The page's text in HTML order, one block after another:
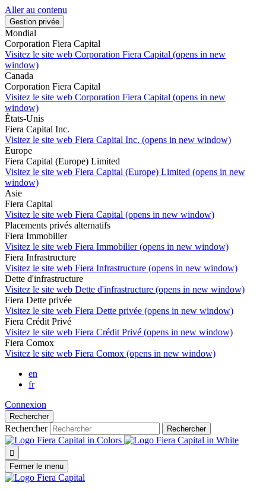
Aller au contenu
Gestion privée
Mondial
Corporation Fiera Capital
Visitez le site web Corporation Fiera Capital (opens in new
window)
Canada
Corporation Fiera Capital
Visitez le site web Corporation Fiera Capital (opens in new
window)
États-Unis
Fiera Capital Inc.
Visitez le site web Fiera Capital Inc. (opens in new window)
Europe
Fiera Capital (Europe) Limited
Visitez le site web Fiera Capital (Europe) Limited (opens in new
window)
Asie
Fiera Capital
Visitez le site web Fiera Capital (opens in new window)
Placements privés alternatifs
Fiera Immobilier
Visitez le site web Fiera Immobilier (opens in new window)
Fiera Infrastructure
Visitez le site web Fiera Infrastructure (opens in new window)
Dette d'infrastructure
Visitez le site web Dette d'infrastructure (opens in new window)
Fiera Dette privée
Visitez le site web Fiera Dette privée (opens in new window)
Fiera Crédit Privé
Visitez le site web Fiera Crédit Privé (opens in new window)
Fiera Comox
Visitez le site web Fiera Comox (opens in new window)
en
fr
Connexion
Rechercher
Rechercher Rechercher

Fermer le menu